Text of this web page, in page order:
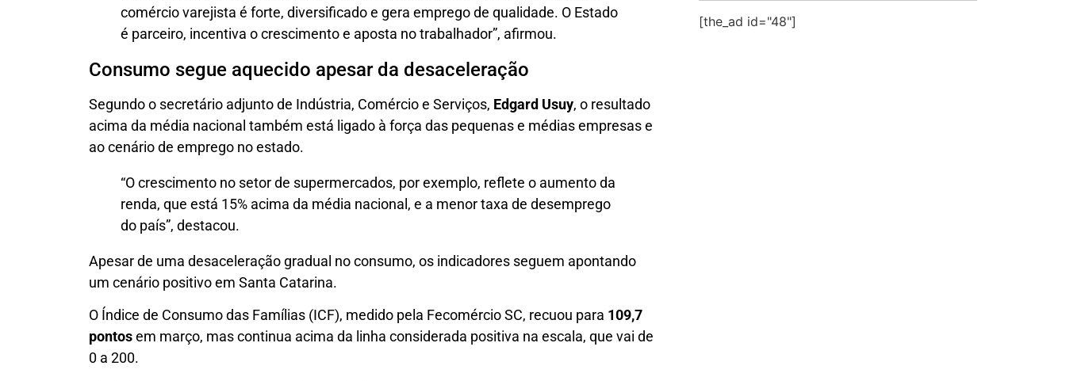
comércio varejista é forte, diversificado e gera emprego de qualidade. O Estado
é parceiro, incentiva o crescimento e aposta no trabalhador”, afirmou.
Consumo segue aquecido apesar da desaceleração
Segundo o secretário adjunto de Indústria, Comércio e Serviços, Edgard Usuy, o resultado
acima da média nacional também está ligado à força das pequenas e médias empresas e
ao cenário de emprego no estado.
“O crescimento no setor de supermercados, por exemplo, reflete o aumento da
renda, que está 15% acima da média nacional, e a menor taxa de desemprego
do país”, destacou.
Apesar de uma desaceleração gradual no consumo, os indicadores seguem apontando
um cenário positivo em Santa Catarina.
O Índice de Consumo das Famílias (ICF), medido pela Fecomércio SC, recuou para 109,7
pontosem março, mas continua acima da linha considerada positiva na escala, que vai de
0 a 200.
[the_ad id="48"]